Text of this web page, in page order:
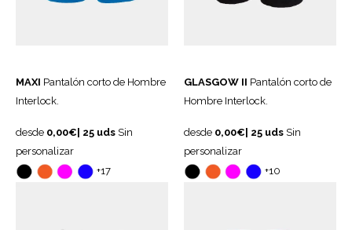
MAXI Pantalón corto de Hombre
Interlock.
desde 0,00€| 25 uds Sin
personalizar
+17
GLASGOW II Pantalón corto de
Hombre Interlock.
desde 0,00€| 25 uds Sin
personalizar
+10